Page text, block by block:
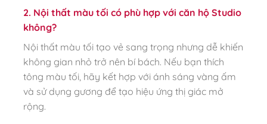
2. Nội thất màu tối có phù hợp với căn hộ Studio
không?
Nội thất màu tối tạo vẻ sang trọng nhưng dễ khiến
không gian nhỏ trở nên bí bách. Nếu bạn thích
tông màu tối, hãy kết hợp với ánh sáng vàng ấm
và sử dụng gương để tạo hiệu ứng thị giác mở
rộng.